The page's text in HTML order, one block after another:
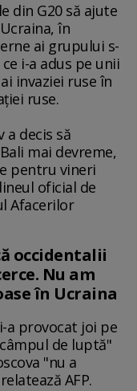
din G20 să ajute
în
ai grupului s-
i-a adus pe unii
invaziei ruse în
ruse.
a decis să
mai devreme,
pentru vineri
oficial de
Afacerilor
occidentalii
Nu am
în Ucraina
a provocat joi pe
de luptă"
"nu a
AFP.